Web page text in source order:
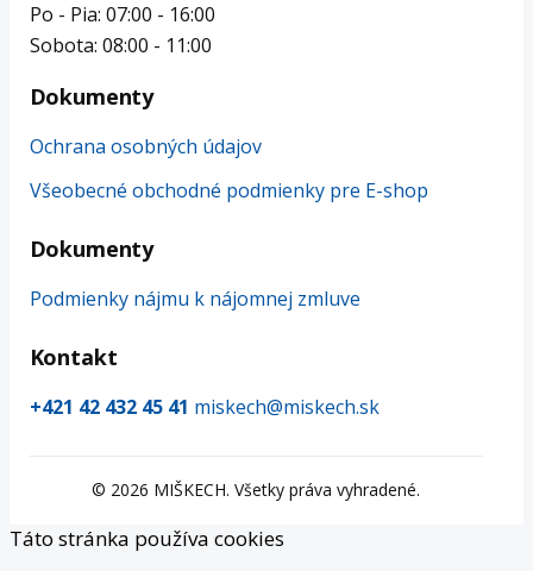
Po - Pia: 07:00 - 16:00
Sobota: 08:00 - 11:00
Dokumenty
Ochrana osobných údajov
Všeobecné obchodné podmienky pre E-shop
Dokumenty
Podmienky nájmu k nájomnej zmluve
Kontakt
+421 42 432 45 41 miskech@miskech.sk
© 2026 MIŠKECH. Všetky práva vyhradené.
Táto stránka používa cookies